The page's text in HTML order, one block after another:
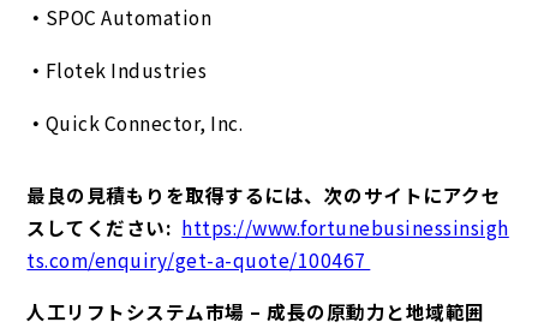
SPOC Automation
Flotek Industries
Quick Connector, Inc.
最良の見積もりを取得するには、次のサイトにアクセ
スしてください: https://www.fortunebusinessinsigh
ts.com/enquiry/get-a-quote/100467
人工リフトシステム市場 – 成長の原動力と地域範囲